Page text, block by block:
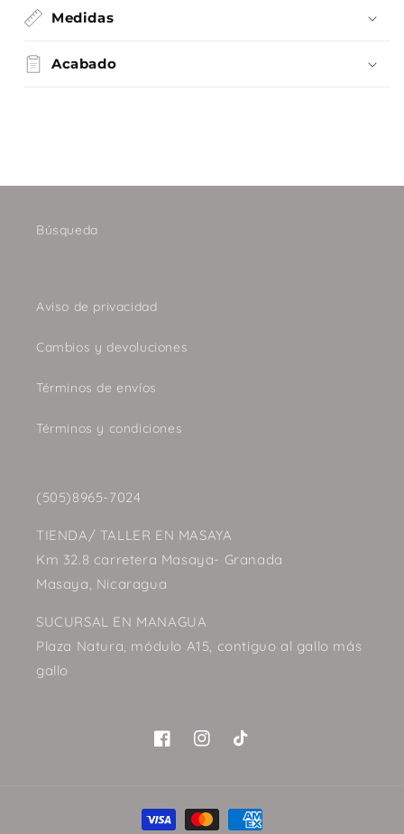
Medidas
Acabado
Búsqueda
Aviso de privacidad
Cambios y devoluciones
Términos de envíos
Términos y condiciones
(505)8965-7024
TIENDA/ TALLER EN MASAYA
Km 32.8 carretera Masaya- Granada
Masaya, Nicaragua
SUCURSAL EN MANAGUA
Plaza Natura, módulo A15, contiguo al gallo más
gallo
FacebookInstagram
TikTok
Formas